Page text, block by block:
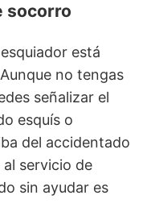
socorro
está
no tengas
señalizar el
esquís o
del accidentado
servicio de
sin ayudar es